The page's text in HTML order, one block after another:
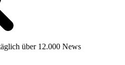
über 12.000 News